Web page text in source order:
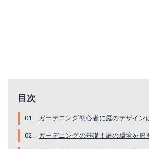
目次
ガーデニング初心者に庭のデザイン
ガーデニングの基礎！庭の環境を把